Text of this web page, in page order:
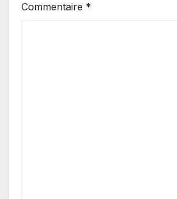
Commentaire *